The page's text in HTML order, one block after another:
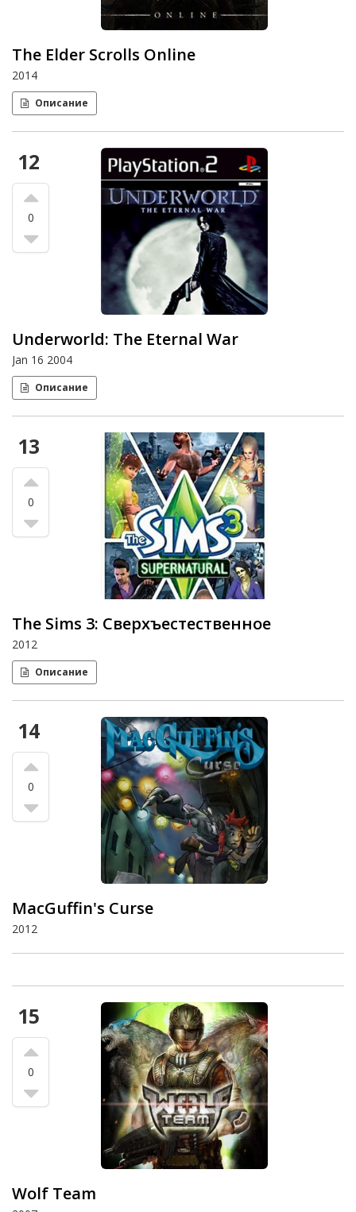
The Elder Scrolls Online
2014
Описание
12
0
Underworld: The Eternal War
Jan 16 2004
Описание
13
0
The Sims 3: Сверхъестественное
2012
Описание
14
0
MacGuffin's Curse
2012
15
0
Wolf Team